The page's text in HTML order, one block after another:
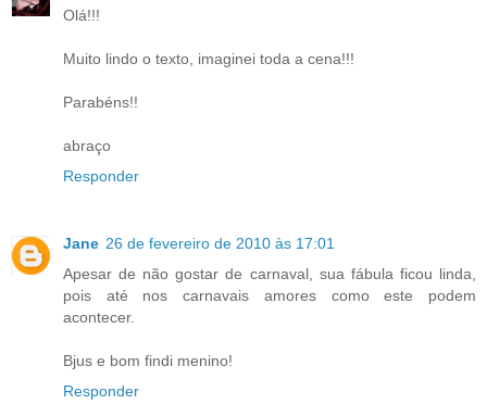
Olá!!!
Muito lindo o texto, imaginei toda a cena!!!
Parabéns!!
abraço
Responder
Jane 26 de fevereiro de 2010 às 17:01
Apesar de não gostar de carnaval, sua fábula ficou linda,
pois até nos carnavais amores como este podem
acontecer.
Bjus e bom findi menino!
Responder